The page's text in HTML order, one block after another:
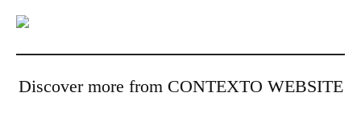
Discover more from CONTEXTO WEBSITE